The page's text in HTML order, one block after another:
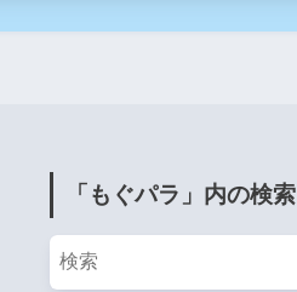
「もぐパラ」内の検索